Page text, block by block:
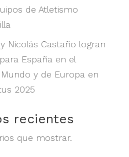
de Atletismo
Nicolás Castaño logran
España en el
y de Europa en
2025
recientes
que mostrar.